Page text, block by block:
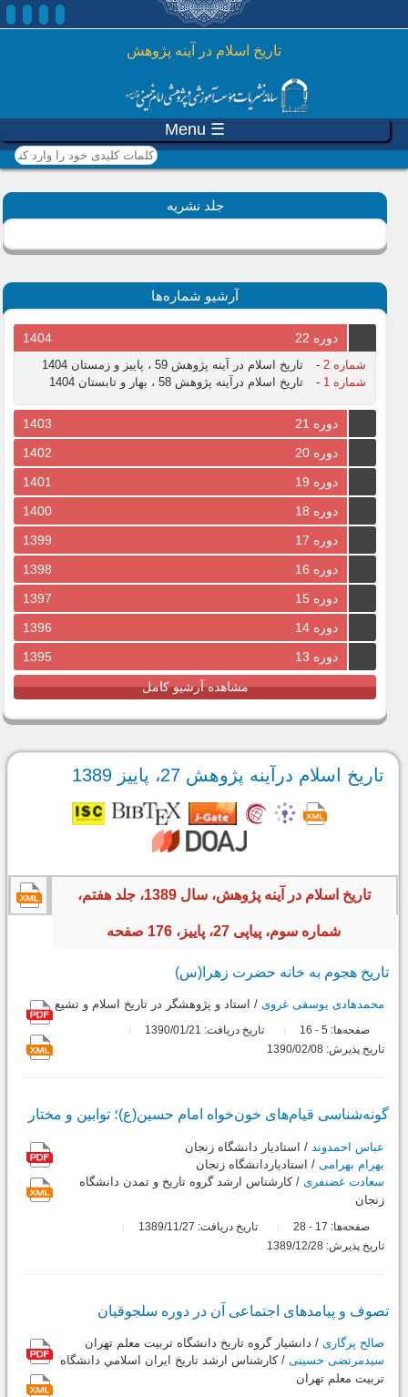
رفتن به محتوای اصلی
تاريخ اسلام در آينه پژوهش
☰ Menu
کلمات کلیدی خود را وارد
کنید
جلد نشریه
آرشیو شماره‌ها
دوره 22 1404
شماره 2 -
تاریخ اسلام در آینه پژوهش 59 ، پاییز و زمستان 1404
شماره 1
- تاریخ اسلام درآینه پژوهش 58 ، بهار و تابستان 1404
دوره 21
1403
دوره 20
1402
دوره 19
1401
دوره 18
1400
دوره 17
1399
دوره 16
1398
دوره 15
1397
دوره 14
1396
دوره 13
1395
مشاهده آرشیو کامل
تاریخ اسلام درآینه پژوهش 27، پاییز 1389
تاریخ اسلام در آینه پژوهش، سال 1389، جلد هفتم،
شماره سوم، پیاپی 27، پاییز، 176 صفحه
تاریخ هجوم به خانه حضرت زهرا(س)
محمدهادی یوسفی غروی / استاد و پژوهشگر در تاريخ اسلام و تشيع
صفحه‌ها: 5
-
تاریخ دریافت: 1390/01/21
تاریخ پذیرش: 1390/02/08
گونه‌شناسی قیام‌های خون‌خواه امام حسین(ع)؛ توابین و مختار
عباس احمدوند / استاديار دانشگاه زنجان
بهرام بهرامی / استادياردانشگاه زنجان
سعادت غضنفری / كارشناس ارشد گروه تاريخ و تمدن دانشگاه
زنجان
صفحه‌ها: 17
-
تاریخ دریافت: 1389/11/27
تاریخ پذیرش: 1389/12/28
تصوف و پیامدهای اجتماعی آن در دوره سلجوقیان
صالح پرگاری / دانشيار گروه تاريخ دانشگاه تربيت معلم تهران
سیدمرتضی حسینی / كارشناس ارشد تاريخ ايران اسلامي دانشگاه
تربيت معلم تهران